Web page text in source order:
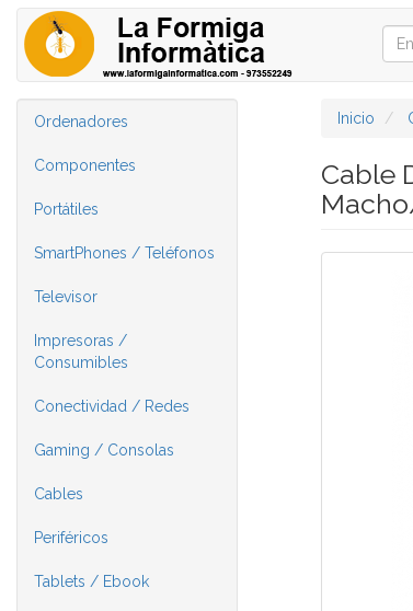
Ordenadores
Componentes
Portátiles
SmartPhones / Teléfonos
Televisor
Impresoras /
Consumibles
Conectividad / Redes
Gaming / Consolas
Cables
Periféricos
Tablets / Ebook
Inicio
Cable